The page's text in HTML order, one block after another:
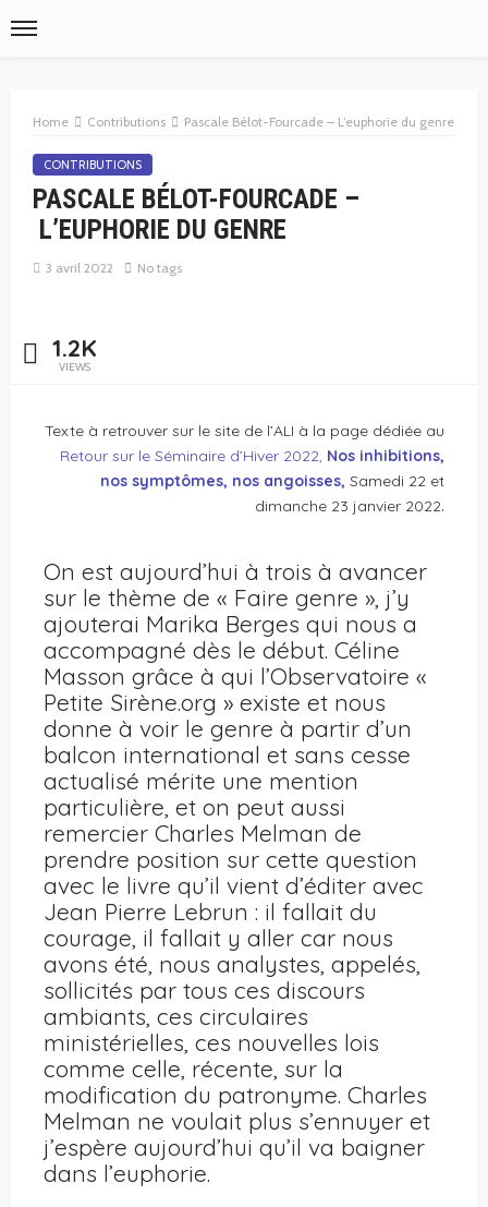
Home Contributions Pascale Bélot-Fourcade – L’euphorie du genre
CONTRIBUTIONS
PASCALE BÉLOT-FOURCADE –
L’EUPHORIE DU GENRE
3 avril 2022 No tags
1.2K
VIEWS
Texte à retrouver sur le site de l’ALI à la page dédiée au
Retour sur le Séminaire d’Hiver 2022, Nos inhibitions,
nos symptômes, nos angoisses, Samedi 22 et
dimanche 23 janvier 2022.
On est aujourd’hui à trois à avancer
sur le thème de « Faire genre », j’y
ajouterai Marika Berges qui nous a
accompagné dès le début. Céline
Masson grâce à qui l’Observatoire «
Petite Sirène.org » existe et nous
donne à voir le genre à partir d’un
balcon international et sans cesse
actualisé mérite une mention
particulière, et on peut aussi
remercier Charles Melman de
prendre position sur cette question
avec le livre qu’il vient d’éditer avec
Jean Pierre Lebrun : il fallait du
courage, il fallait y aller car nous
avons été, nous analystes, appelés,
sollicités par tous ces discours
ambiants, ces circulaires
ministérielles, ces nouvelles lois
comme celle, récente, sur la
modification du patronyme. Charles
Melman ne voulait plus s’ennuyer et
j’espère aujourd’hui qu’il va baigner
dans l’euphorie.